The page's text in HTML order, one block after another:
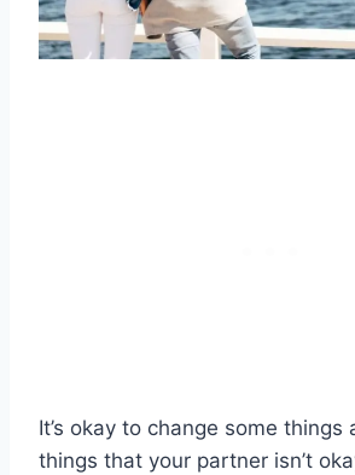
It’s okay to change some things
things that your partner isn’t